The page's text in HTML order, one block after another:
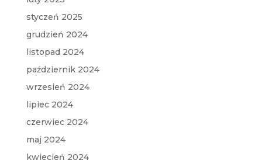
styczeń 2025
grudzień 2024
listopad 2024
październik 2024
wrzesień 2024
lipiec 2024
czerwiec 2024
maj 2024
kwiecień 2024